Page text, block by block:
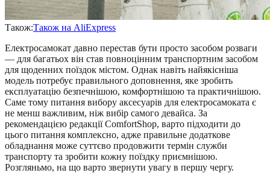
Також:Також на AliExpress
Електросамокат давно перестав бути просто засобом розваги
— для багатьох він став повноцінним транспортним засобом
для щоденних поїздок містом. Однак навіть найякісніша
модель потребує правильного доповнення, яке зробить
експлуатацію безпечнішою, комфортнішою та практичнішою.
Саме тому питання вибору аксесуарів для електросамоката є
не менш важливим, ніж вибір самого девайса. За
рекомендацією редакції ComfortShop, варто підходити до
цього питання комплексно, адже правильне додаткове
обладнання може суттєво продовжити термін служби
транспорту та зробити кожну поїздку приємнішою.
Розгляньмо, на що варто звернути увагу в першу чергу.